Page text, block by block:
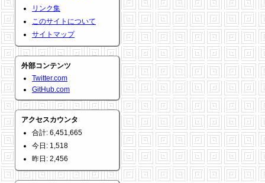
リンク集
このサイトについて
サイトマップ
外部コンテンツ
Twitter.com
GitHub.com
アクセスカウンタ
合計: 6,451,665
今日: 1,518
昨日: 2,456